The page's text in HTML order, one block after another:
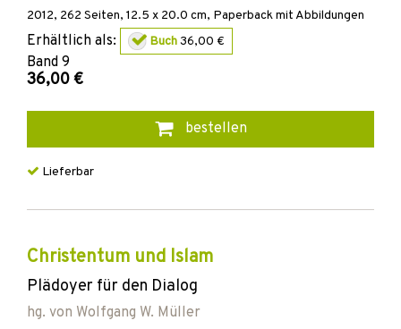
2012, 262 Seiten, 12.5 x 20.0 cm, Paperback mit Abbildungen
Erhältlich als: Buch36,00 €
Band 9
36,00 €
bestellen
Lieferbar
Christentum und Islam
Plädoyer für den Dialog
hg. von Wolfgang W. Müller